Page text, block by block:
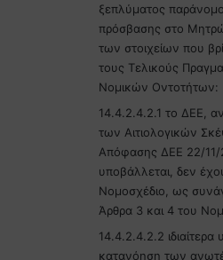
ξεπλύματος
πρόσβασης στο
των στοιχείων που
τους Τελικούς
Νομικών Οντοτήτων:
14.4.2.4.2.1 το ΔΕΕ,
των Αιτιολογικών
Απόφασης ΔΕΕ 22/11/
υποβάλλεται, δεν
Νομοσχέδιο, ως
Άρθρα 3 και 4 του
14.4.2.4.2.2 ιδιαίτερα
κατανόηση των